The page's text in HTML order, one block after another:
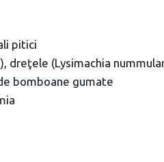
pitici
dreţele (Lysimachia
bomboane gumate